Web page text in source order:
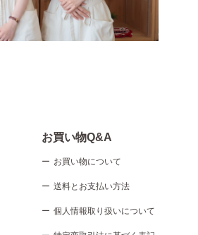
お買い物Q&A
お買い物について
送料とお支払い方法
個人情報取り扱いについて